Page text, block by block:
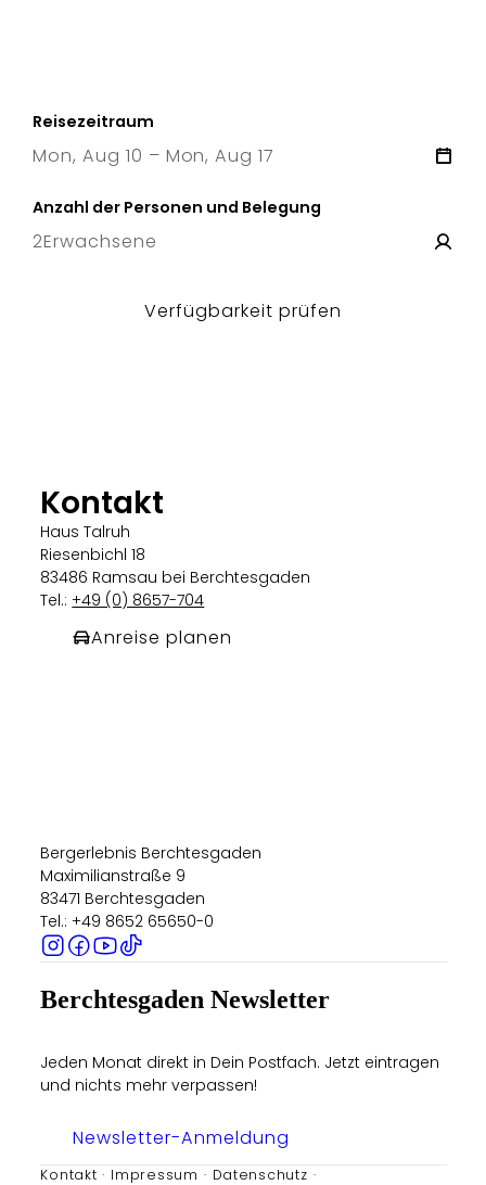
Reisezeitraum
Mon, Aug 10 – Mon, Aug 17
Anzahl der Personen und Belegung
2Erwachsene
Verfügbarkeit prüfen
Kontakt
Haus Talruh
Riesenbichl 18
83486 Ramsau bei Berchtesgaden
Tel.:+49 (0) 8657-704
Anreise planen
Bergerlebnis Berchtesgaden
Maximilianstraße 9
83471 Berchtesgaden
Tel.: +49 8652 65650-0
Berchtesgaden Newsletter
Jeden Monat direkt in Dein Postfach. Jetzt eintragen
und nichts mehr verpassen!
Newsletter-Anmeldung
Kontakt Impressum
Datenschutz